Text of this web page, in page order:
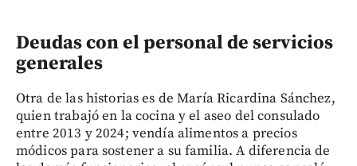
Deudas con el personal de servicios
generales
Otra de las historias es de María Ricardina Sánchez,
quien trabajó en la cocina y el aseo del consulado
entre 2013 y 2024; vendía alimentos a precios
módicos para sostener a su familia. A diferencia de